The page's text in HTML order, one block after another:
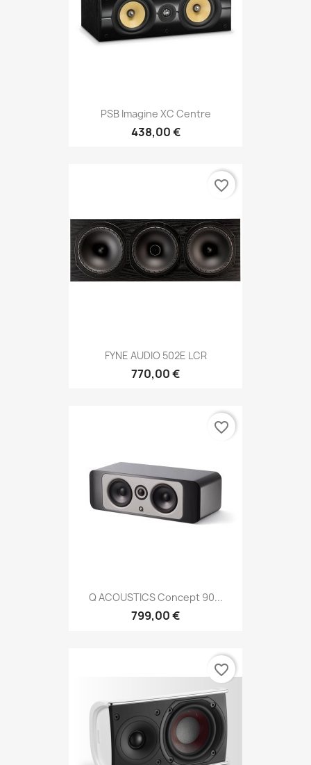
PSB Imagine XC Centre
438,00 €
FYNE AUDIO 502E LCR
770,00 €
favorite_border
Q ACOUSTICS Concept 90...
799,00 €
favorite_border
favorite_border